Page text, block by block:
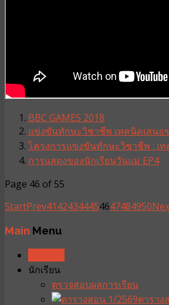
BBC GAMES 2018
แข่งขันทักษะวิชาชีพ เทคนิคเสนอ
โครงการแข่งขันทักษะวิชาชีพ : เ
การแสดงของนักเรียนวันแม่ EP4
Page 46 of 55
StartPrev41424344454647484950
Main Menu
นักเรียน
ตรวจสอบผลการเรียน
ตาราง